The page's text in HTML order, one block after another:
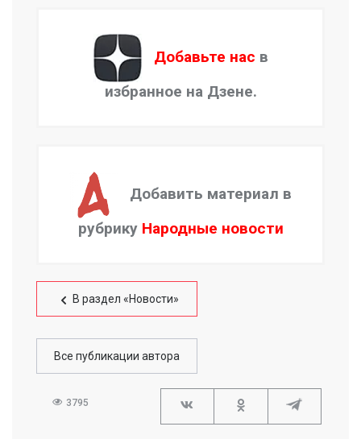
Добавьте нас в
избранное на Дзене.
Добавить материал в
рубрику Народные новости
В раздел «Новости»
Все публикации автора
3795